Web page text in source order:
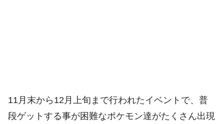
11月末から12月上旬まで行われたイベントで、普
段ゲットする事が困難なポケモン達がたくさん出現